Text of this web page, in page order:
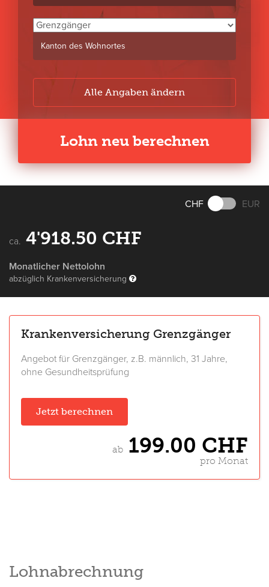
Kanton des Wohnortes
Alle Angaben ändern
Lohn neu berechnen
CHF EUR
ca. 4'918.50 CHF
Monatlicher Nettolohn
abzüglich Krankenversicherung
Krankenversicherung Grenzgänger
Angebot für Grenzgänger, z.B. männlich, 31 Jahre,
ohne Gesundheitsprüfung
Jetzt berechnen
ab 199.00 CHF
pro Monat
Lohnabrechnung